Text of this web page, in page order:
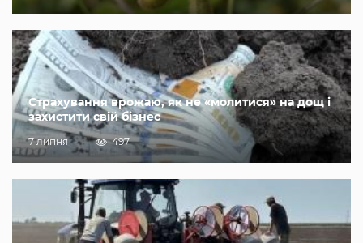
Страхування врожаю, як не «молитися» на дощ і
захистити свій бізнес
7 липня 497